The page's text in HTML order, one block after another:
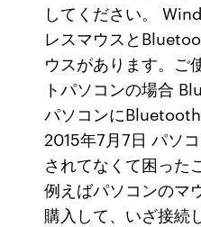
してください。
レスマウスと
ウスがあります。ご
トパソコンの場合
パソコンに
2015年7月7日 パソ
されてなくて困った
例えばパソコンのマ
購入して、いざ接続